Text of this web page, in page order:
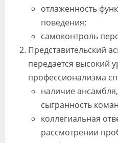
отлаженность
поведения;
самоконтроль
Представительский
передается высокий
профессионализма
наличие
сыгранность
коллегиальная
рассмотрении